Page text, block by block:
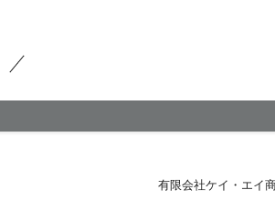
有限会社ケイ・エイ